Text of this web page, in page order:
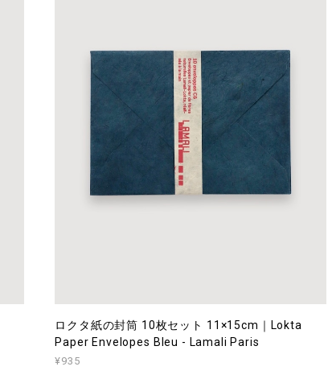
ロクタ紙の封筒 10枚セット 11×15cm｜Lokta
Paper Envelopes Bleu - Lamali Paris
¥935